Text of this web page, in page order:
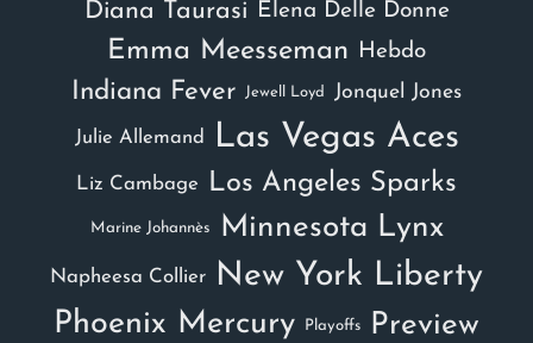
Diana Taurasi Elena Delle Donne
Emma Meesseman Hebdo
Indiana Fever Jewell Loyd Jonquel Jones
Julie Allemand Las Vegas Aces
Liz Cambage Los Angeles Sparks
Marine Johannès Minnesota Lynx
Napheesa Collier New York Liberty
Phoenix Mercury Playoffs Preview